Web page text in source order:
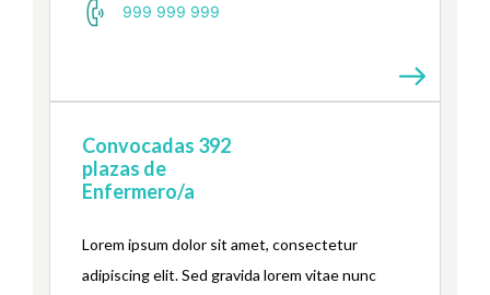
999 999 999
Convocadas 392
plazas de
Enfermero/a
Lorem ipsum dolor sit amet, consectetur
adipiscing elit. Sed gravida lorem vitae nunc